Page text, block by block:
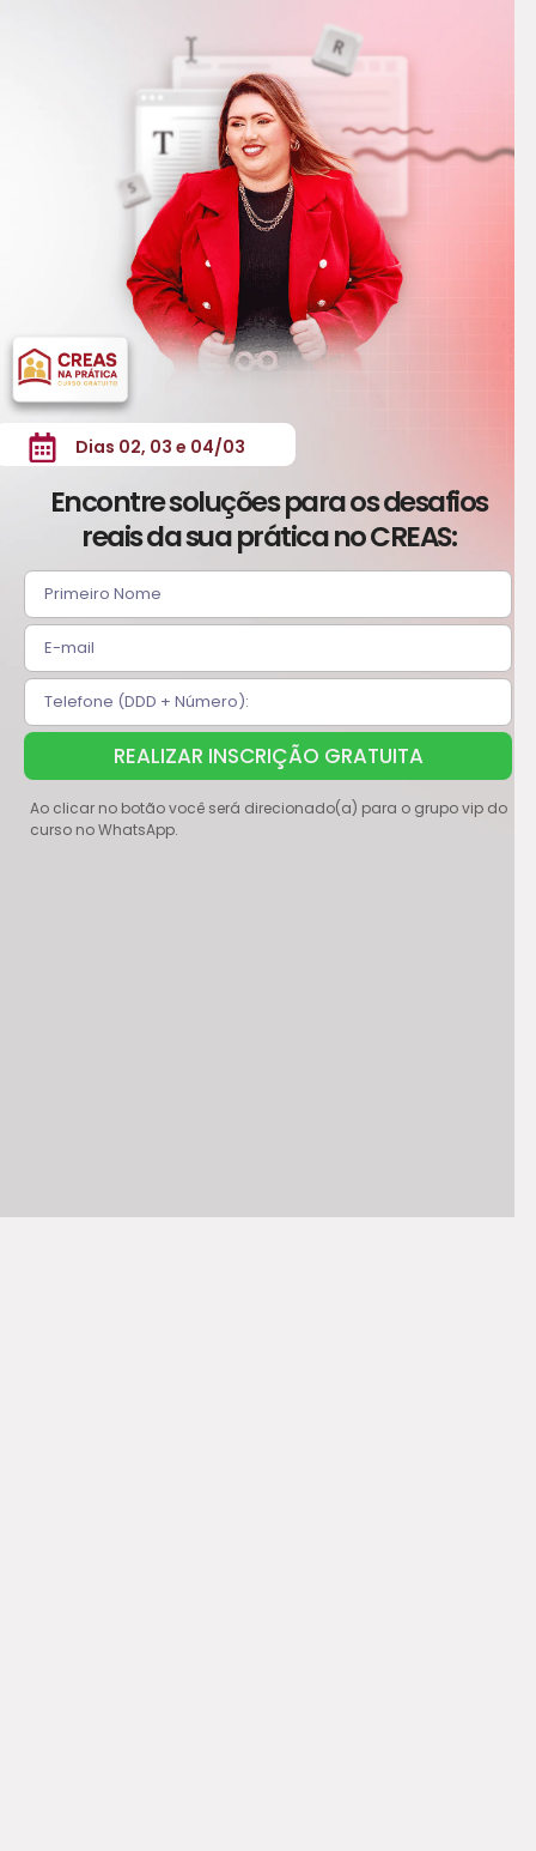
Dias 02, 03 e 04/03
Encontre soluções para os desafios
reais da sua prática no CREAS:
REALIZAR INSCRIÇÃO GRATUITA
Ao clicar no botão você será direcionado(a) para o grupo vip do
curso no WhatsApp.